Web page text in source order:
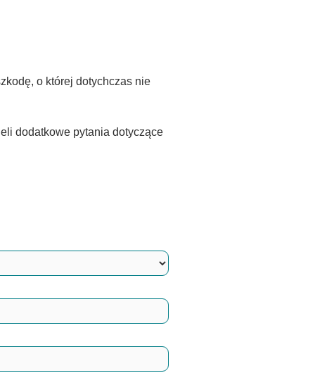
o której dotychczas nie
dodatkowe pytania dotyczące